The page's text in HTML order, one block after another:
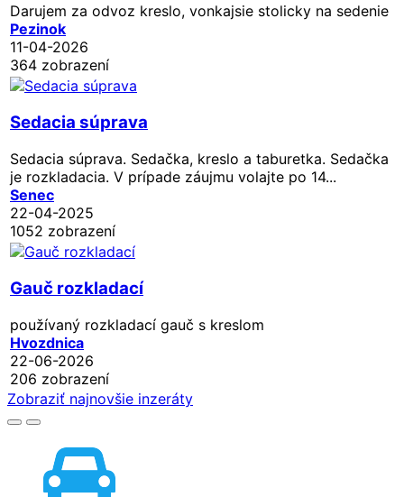
Darujem za odvoz kreslo, vonkajsie stolicky na sedenie
Pezinok
11-04-2026
364 zobrazení
Sedacia súprava
Sedacia súprava. Sedačka, kreslo a taburetka. Sedačka
je rozkladacia. V prípade záujmu volajte po 14...
Senec
22-04-2025
1052 zobrazení
Gauč rozkladací
používaný rozkladací gauč s kreslom
Hvozdnica
22-06-2026
206 zobrazení
Zobraziť najnovšie inzeráty